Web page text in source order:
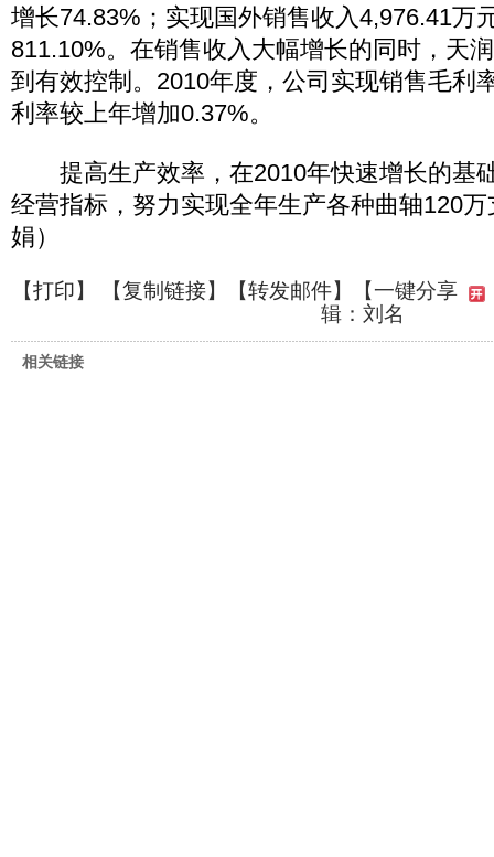
增长74.83%；实现国外销售收入4,976.41万
811.10%。在销售收入大幅增长的同时，天
到有效控制。2010年度，公司实现销售毛利
利率较上年增加0.37%。
提高生产效率，在2010年快速增长的基
经营指标，努力实现全年生产各种曲轴120
娟）
【打印】 【复制链接】【转发邮件】
【一键分享
辑：刘名
相关链接